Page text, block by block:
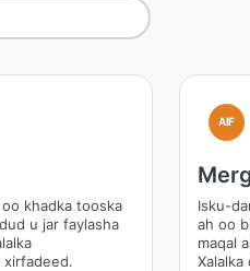
khadka tooska
u jar faylasha
xirfadeed.
AIF
Isku-
ah oo
maqal